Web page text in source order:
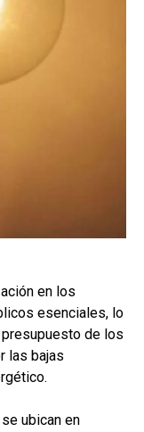
en los
esenciales, lo
de los
las bajas
ubican en